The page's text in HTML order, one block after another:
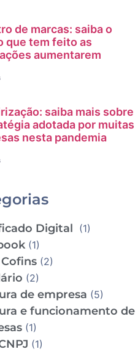
de marcas: saiba o
que tem feito as
aumentarem
saiba mais sobre
adotada por muitas
nesta pandemia
Digital (1)
(1)
Cofins(2)
(2)
de empresa (5)
e funcionamento de
(1)
(1)